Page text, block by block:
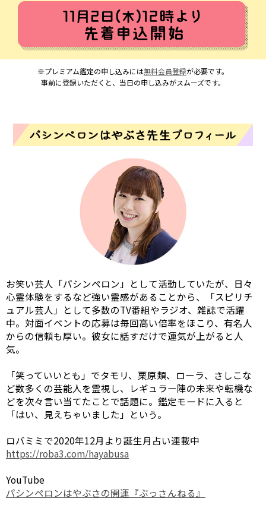
※プレミアム鑑定の申し込みには無料会員登録が必要です。
事前に登録いただくと、当日の申し込みがスムーズです。
お笑い芸人「パシンペロン」として活動していたが、日々
心霊体験をするなど強い霊感があることから、「スピリチ
ュアル芸人」として多数のTV番組やラジオ、雑誌で活躍
中。対面イベントの応募は毎回高い倍率をほこり、有名人
からの信頼も厚い。彼女に話すだけで運気が上がると人
気。
「笑っていいとも」でタモリ、栗原類、ローラ、さしこな
ど数多くの芸能人を霊視し、レギュラー陣の未来や転機な
どを次々言い当てたことで話題に。鑑定モードに入ると
「はい、見えちゃいました」という。
ロバミミで2020年12月より誕生月占い連載中
https://roba3.com/hayabusa
YouTube
パシンペロンはやぶさの開運『ぶっさんねる』